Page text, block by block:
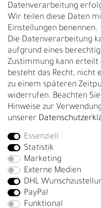
Kontakt
Über uns
Rückgabe
Gürtelgröße messen
Garantie
GESCHÄFTSKUNDEN &
B2B Geschäftskunden
Bei Fragen wenden Sie sich
+4917663727338
Montag - Freitag, 09:00 - 14:00
info@fronhofer.com
Gürtelmanufaktur Fronhofer,
Datenverarbeitung
Wir teilen diese Daten
Einstellungen benennen.
Die Datenverarbeitung
aufgrund eines
Zustimmung kann erteilt
besteht das Recht, nicht
zu einem späteren
widerrufen. Beachten
Hinweise zur
unserer
Essenziell
Statistik
Marketing
Externe Medien
DHL
PayPal
Funktional